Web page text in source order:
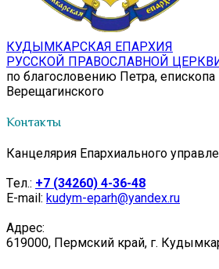
КУДЫМКАРСКАЯ ЕПАРХИЯ
РУССКОЙ ПРАВОСЛАВНОЙ
по благословению Петра,
Верещагинского
Контакты
Канцелярия Епархиального
Tел.: +7 (34260) 4-36-48
E-mail: kudym-eparh@yandex.ru
Адрес:
619000, Пермский край, г.